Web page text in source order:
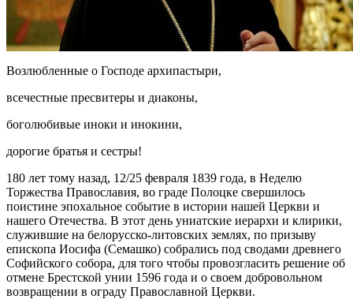
Возлюбленные о Господе архипастыри,
всечестные пресвитеры и диаконы,
боголюбивые иноки и инокини,
дорогие братья и сестры!
180 лет тому назад, 12/25 февраля 1839 года, в Неделю
Торжества Православия, во граде Полоцке свершилось
поистине эпохальное событие в истории нашей Церкви и
нашего Отечества. В этот день униатские иерархи и клирики,
служившие на белорусско-литовских землях, по призыву
епископа Иосифа (Семашко) собрались под сводами древнего
Софийского собора, для того чтобы провозгласить решение об
отмене Брестской унии 1596 года и о своем добровольном
возвращении в ограду Православной Церкви.